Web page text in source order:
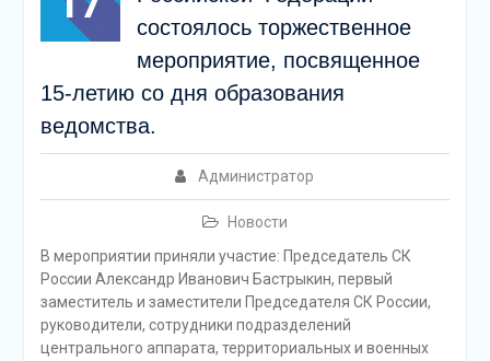
состоялось торжественное
мероприятие, посвященное
15-летию со дня образования
ведомства.
Администратор
Новости
В мероприятии приняли участие: Председатель СК
России Александр Иванович Бастрыкин, первый
заместитель и заместители Председателя СК России,
руководители, сотрудники подразделений
центрального аппарата, территориальных и военных